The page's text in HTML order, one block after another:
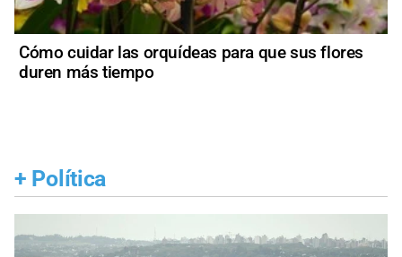
Cómo cuidar las orquídeas para que sus flores
duren más tiempo
+ Política